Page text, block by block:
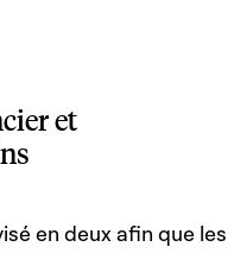
et
en deux afin que les